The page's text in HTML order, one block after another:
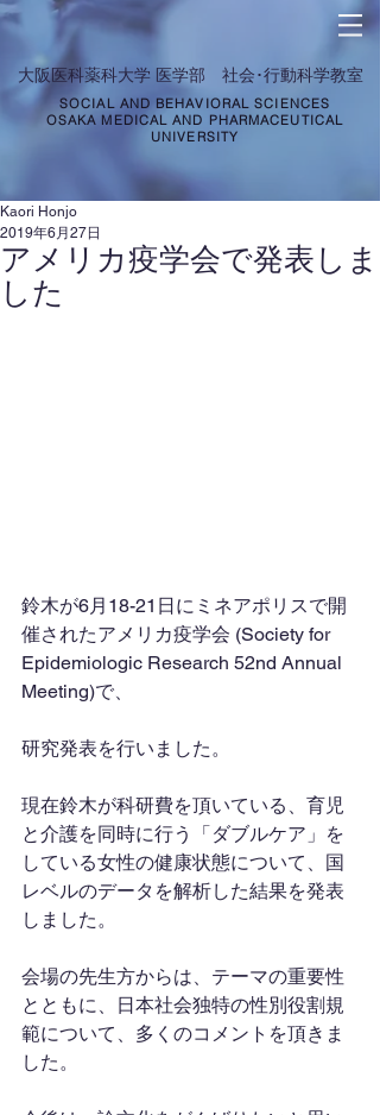
​大阪医科薬科大学 医学部 社会･行動科学教室
SOCIAL AND BEHAVIORAL SCIENCES
OSAKA MEDICAL AND PHARMACEUTICAL
UNIVERSITY
アメリカ疫学会で発表しま
した
Kaori Honjo
2019年6月27日
鈴木が6月18-21日にミネアポリスで開
催されたアメリカ疫学会 (Society for
Epidemiologic Research 52nd Annual
Meeting)で、
研究発表を行いました。
現在鈴木が科研費を頂いている、育児
と介護を同時に行う「ダブルケア」を
している女性の健康状態について、国
レベルのデータを解析した結果を発表
しました。
会場の先生方からは、テーマの重要性
とともに、日本社会独特の性別役割規
範について、多くのコメントを頂きま
した。